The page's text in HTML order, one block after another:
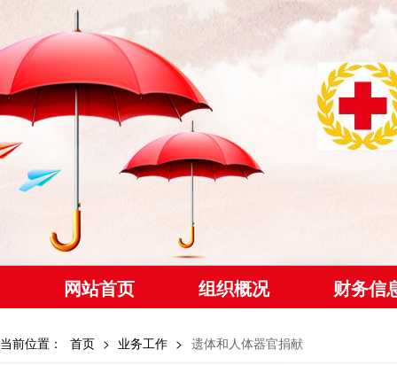
网站首页 组织概况 财务信
当前位置： 首页 > 业务工作 > 遗体和人体器官捐献